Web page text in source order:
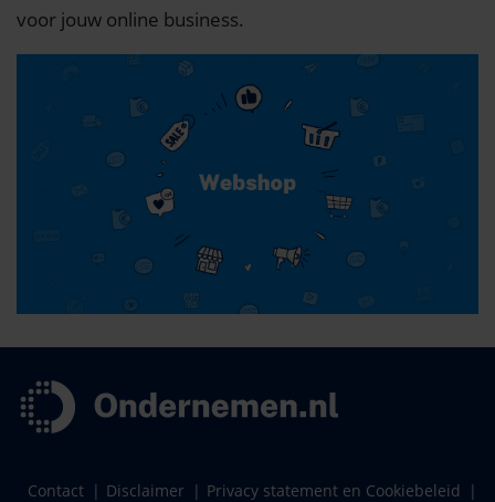
voor jouw online business.
Contact Disclaimer Privacy statement en Cookiebeleid